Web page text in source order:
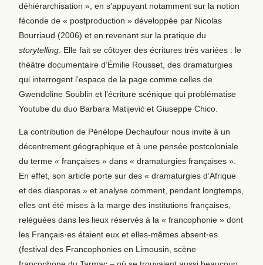
déhiérarchisation », en s’appuyant notamment sur la notion
féconde de « postproduction » développée par Nicolas
Bourriaud (2006) et en revenant sur la pratique du
storytelling . Elle fait se côtoyer des écritures très variées : le
théâtre documentaire d’Émilie Rousset, des dramaturgies
qui interrogent l’espace de la page comme celles de
Gwendoline Soublin et l’écriture scénique qui problématise
Youtube du duo Barbara Matijević et Giuseppe Chico.
La contribution de Pénélope Dechaufour nous invite à un
décentrement géographique et à une pensée postcoloniale
du terme « françaises » dans « dramaturgies françaises ».
En effet, son article porte sur des « dramaturgies d’Afrique
et des diasporas » et analyse comment, pendant longtemps,
elles ont été mises à la marge des institutions françaises,
reléguées dans les lieux réservés à la « francophonie » dont
les Français·es étaient eux et elles-mêmes absent·es
(festival des Francophonies en Limousin, scène